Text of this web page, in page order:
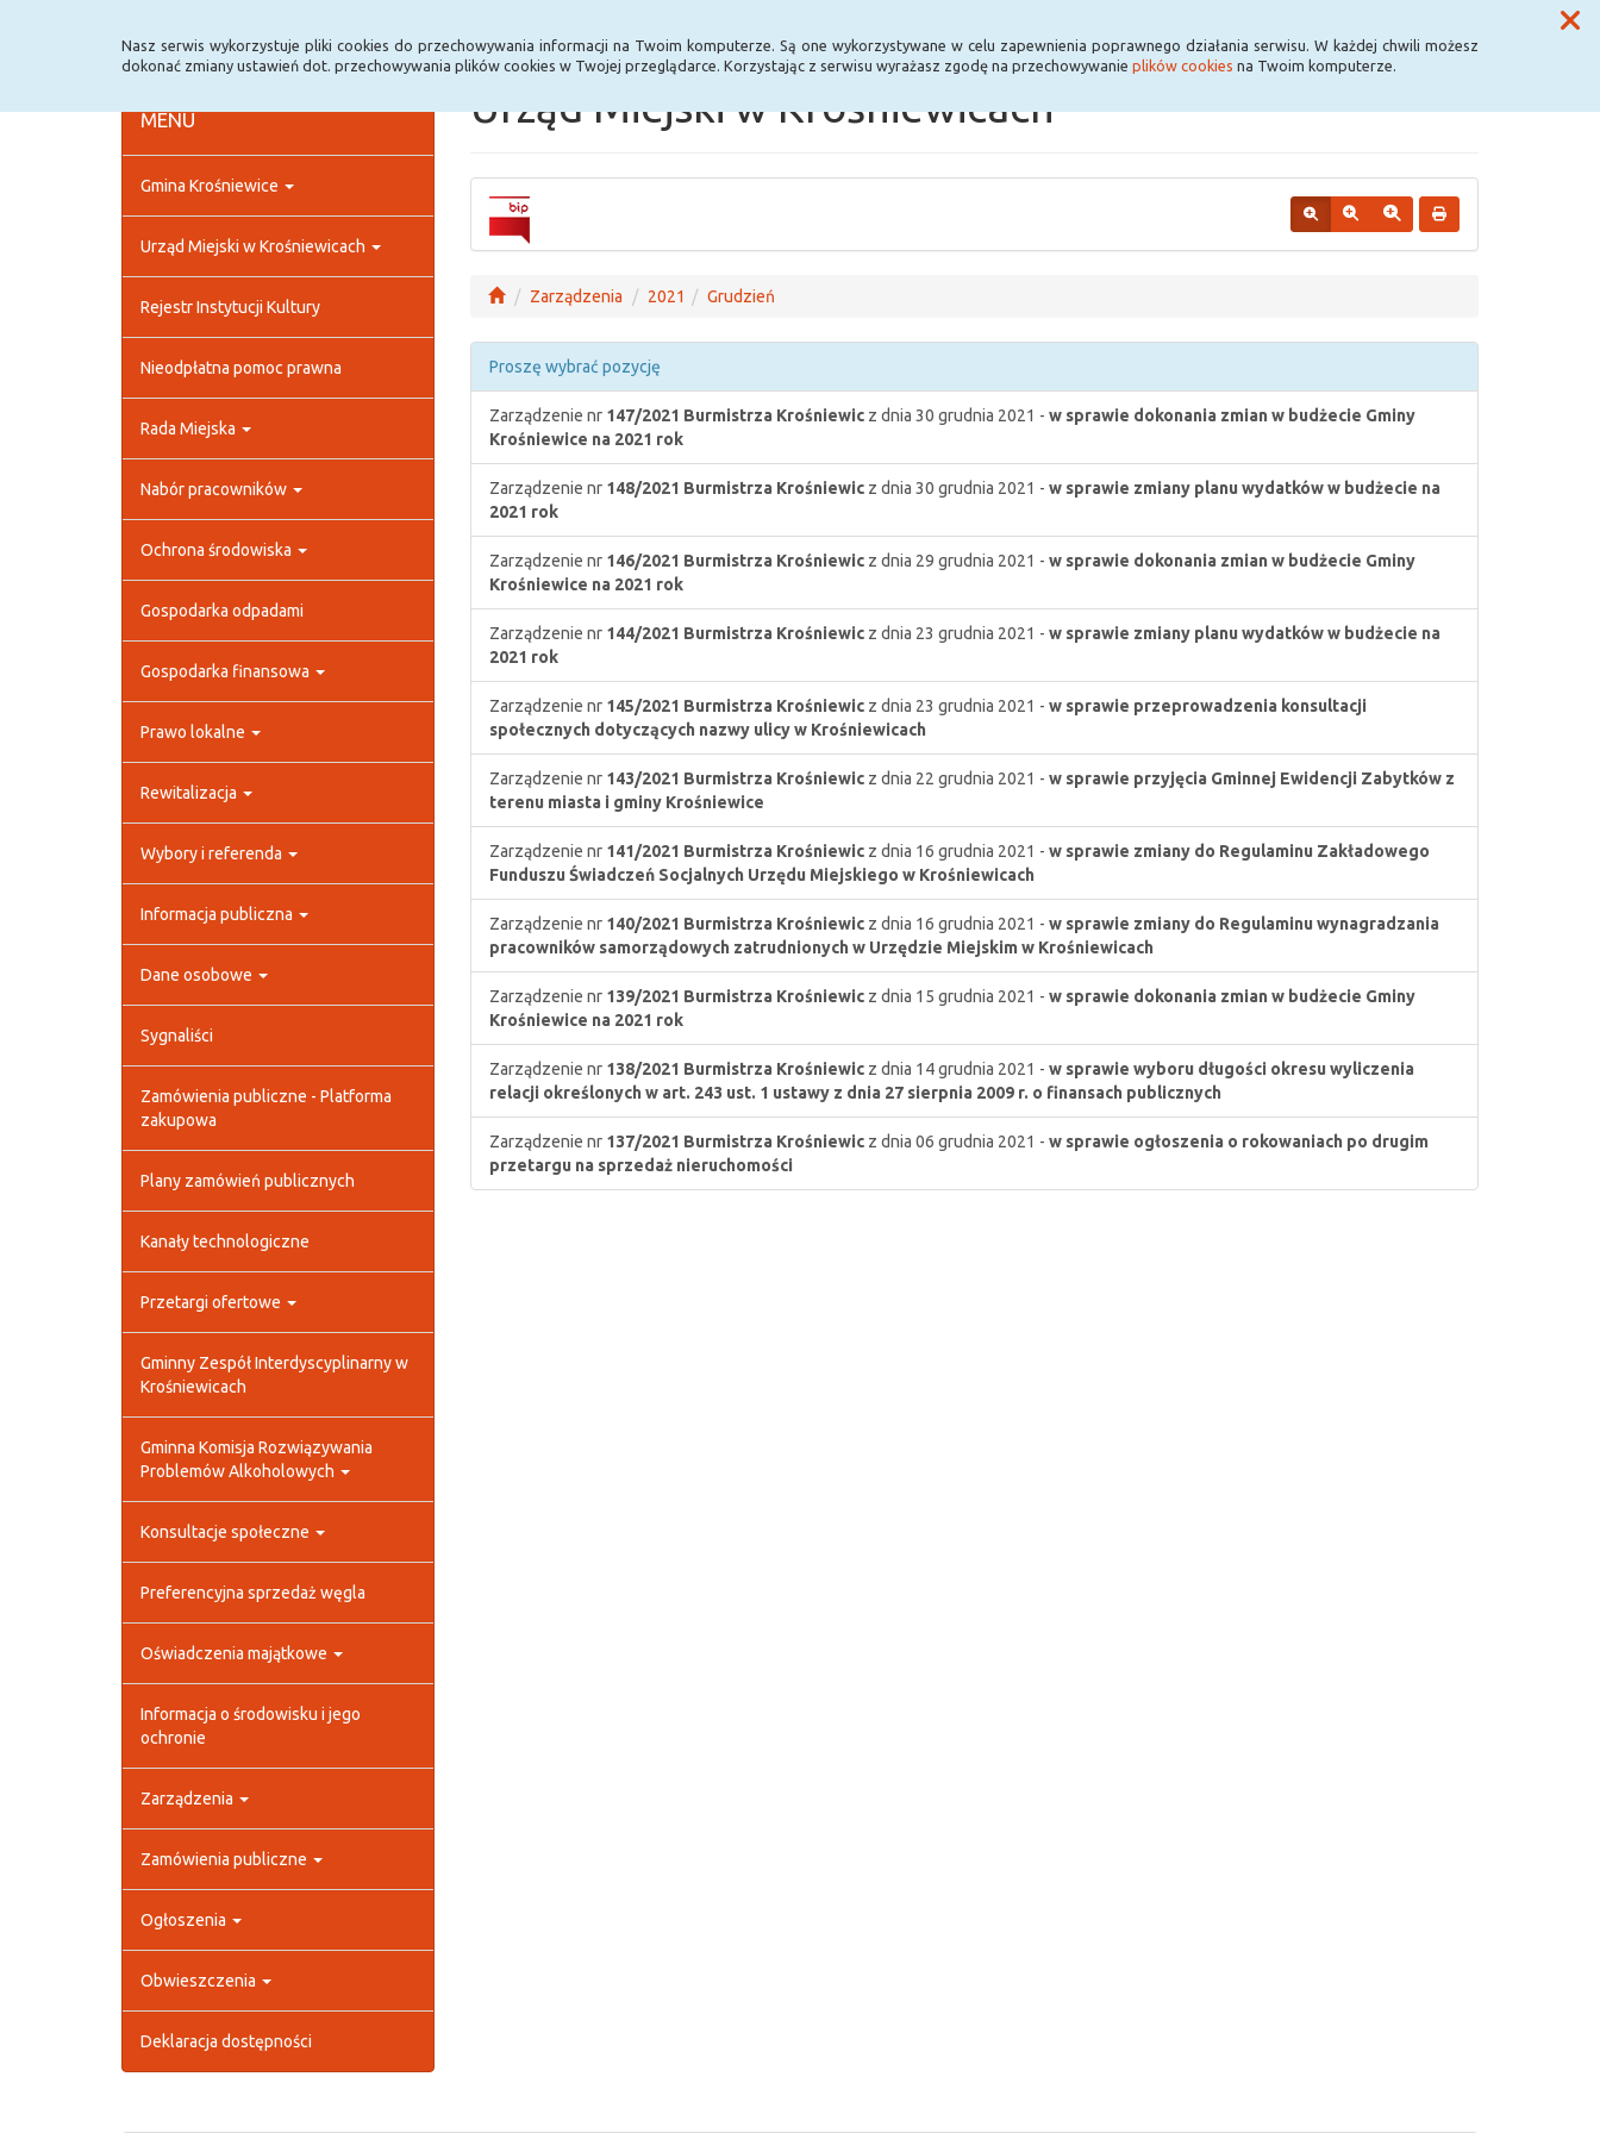
Nasz serwis wykorzystuje pliki cookies do przechowywania informacji na Twoim komputerze. Są one wykorzystywane w celu zapewnienia poprawnego działania serwisu. W każdej chwili możesz
dokonać zmiany ustawień dot. przechowywania plików cookies w Twojej przeglądarce. Korzystając z serwisu wyrażasz zgodę na przechowywanie plików cookies na Twoim komputerze.
MENU
Gmina Krośniewice
Urząd Miejski w Krośniewicach
Rejestr Instytucji Kultury
Nieodpłatna pomoc prawna
Rada Miejska
Nabór pracowników
Ochrona środowiska
Gospodarka odpadami
Gospodarka finansowa
Prawo lokalne
Rewitalizacja
Wybory i referenda
Informacja publiczna
Dane osobowe
Sygnaliści
Zamówienia publiczne - Platforma
zakupowa
Plany zamówień publicznych
Kanały technologiczne
Przetargi ofertowe
Gminny Zespół Interdyscyplinarny w
Krośniewicach
Gminna Komisja Rozwiązywania
Problemów Alkoholowych
Konsultacje społeczne
Preferencyjna sprzedaż węgla
Oświadczenia majątkowe
Informacja o środowisku i jego
ochronie
Zarządzenia
Zamówienia publiczne
Ogłoszenia
Obwieszczenia
Deklaracja dostępności
Urząd Miejski w Krośniewicach
Zarządzenia 2021 Grudzień
Proszę wybrać pozycję
Zarządzenie nr 147/2021 Burmistrza Krośniewicz dnia 30 grudnia 2021 - w sprawie dokonania zmian w budżecie Gminy
Krośniewice na 2021 rok
Zarządzenie nr 148/2021 Burmistrza Krośniewicz dnia 30 grudnia 2021 - w sprawie zmiany planu wydatków w budżecie na
2021 rok
Zarządzenie nr 146/2021 Burmistrza Krośniewicz dnia 29 grudnia 2021 - w sprawie dokonania zmian w budżecie Gminy
Krośniewice na 2021 rok
Zarządzenie nr 144/2021 Burmistrza Krośniewicz dnia 23 grudnia 2021 - w sprawie zmiany planu wydatków w budżecie na
2021 rok
Zarządzenie nr 145/2021 Burmistrza Krośniewicz dnia 23 grudnia 2021 - w sprawie przeprowadzenia konsultacji
społecznych dotyczących nazwy ulicy w Krośniewicach
Zarządzenie nr 143/2021 Burmistrza Krośniewicz dnia 22 grudnia 2021 - w sprawie przyjęcia Gminnej Ewidencji Zabytków z
terenu miasta i gminy Krośniewice
Zarządzenie nr 141/2021 Burmistrza Krośniewicz dnia 16 grudnia 2021 - w sprawie zmiany do Regulaminu Zakładowego
Funduszu Świadczeń Socjalnych Urzędu Miejskiego w Krośniewicach
Zarządzenie nr 140/2021 Burmistrza Krośniewicz dnia 16 grudnia 2021 - w sprawie zmiany do Regulaminu wynagradzania
pracowników samorządowych zatrudnionych w Urzędzie Miejskim w Krośniewicach
Zarządzenie nr 139/2021 Burmistrza Krośniewicz dnia 15 grudnia 2021 - w sprawie dokonania zmian w budżecie Gminy
Krośniewice na 2021 rok
Zarządzenie nr 138/2021 Burmistrza Krośniewicz dnia 14 grudnia 2021 - w sprawie wyboru długości okresu wyliczenia
relacji określonych w art. 243 ust. 1 ustawy z dnia 27 sierpnia 2009 r. o finansach publicznych
Zarządzenie nr 137/2021 Burmistrza Krośniewicz dnia 06 grudnia 2021 - w sprawie ogłoszenia o rokowaniach po drugim
przetargu na sprzedaż nieruchomości